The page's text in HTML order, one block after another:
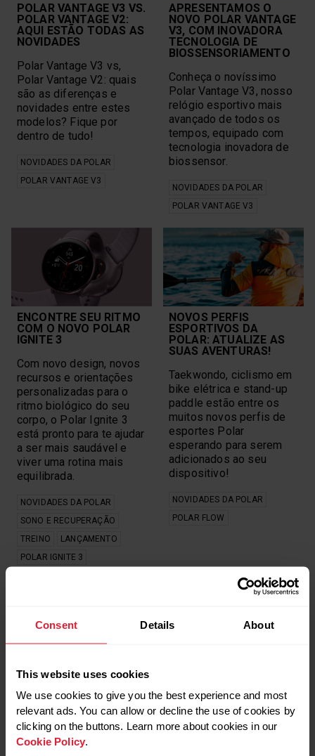
Consent Details About
This website uses cookies
We use cookies to give you the best experience and most
relevant ads. You can allow or decline the use of cookies by
clicking on the buttons. Learn more about cookies in our
Cookie Policy.
POLAR VANTAGE V3 VS.
POLAR VANTAGE V2:
AQUI ESTÃO TODAS AS
NOVIDADES
Polar Vantage V3 vs,
Polar Vantage V2: quais
são as diferenças e
novidades entre estes
modelos? Fique por
dentro de tudo!
NOVIDADES DA POLAR
POLAR VANTAGE V3
APRESENTAMOS O
NOVO POLAR VANTAGE
V3, COM INOVADORA
TECNOLOGIA DE
BIOSSENSORIAMENTO
Conheça o novíssimo
Polar Vantage V3, nosso
relógio esportivo mais
avançado de todos os
tempos, equipado com
tecnologia inovadora de
biossensor.
NOVIDADES DA POLAR
POLAR VANTAGE V3
ENCONTRE SEU RITMO
COM O NOVO POLAR
IGNITE 3
Com novo design, novos
recursos e orientações
personalizadas para o
ritmo biológico do seu
corpo, o Polar Ignite 3
está pronto para te ajudar
a ser mais saudável e
viver uma rotina mais
equilibrada.
NOVIDADES DA POLAR
SONO E RECUPERAÇÃO
TREINO
LANÇAMENTO
POLAR IGNITE 3
NOVOS PERFIS
ESPORTIVOS DA
POLAR: ATUALIZE AS
SUAS AVENTURAS!
Taekwondo, ciclismo em
bike elétrica e stand-up
paddle estão entre os
muitos novos perfis de
esportes Polar
esperando para serem
adicionados ao seu
dispositivo!
NOVIDADES DA POLAR
POLAR FLOW
POLAR E LIVEWELL, DA
ZURICH SEGUROS,
JUNTOS PELA SAÚDE
Conecte seu relógio
Polar ao app LiveWell, da
Zurich Seguros, e
O TESTE DE
PERFORMANCE DE
CORRIDA